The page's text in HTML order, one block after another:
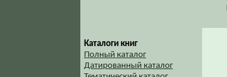
Каталоги книг
Полный каталог
Датированный каталог